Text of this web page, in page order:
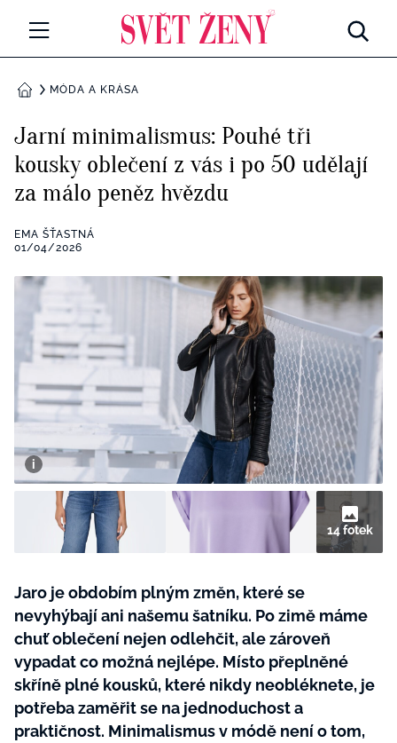
Všechny kategorie
Rozhovory
RETROHUBKY
Všechny kategorie
Seberozvoj
Všechny kategorie
Životní styl
ZÁBAVA
Všechny kategorie
BYDLENÍ
Všechny kategorie
Tvoření
Rady a tipy
BurdaMedia
Extra
SVĚT ŽENY - 599 KČ
ROČNÍ PŘEDPLATNÉ SVĚT ŽENY +
SADA PRODUKTŮ MANA (10 ks)
DOMŮMÓDA A KRÁSA
Jarní minimalismus: Pouhé tři
kousky oblečení z vás i po 50 udělají
za málo peněz hvězdu
EMA ŠŤASTNÁ
01/04/2026
14 fotek
Jaro je obdobím plným změn, které se
nevyhýbají ani našemu šatníku. Po zimě máme
chuť oblečení nejen odlehčit, ale zároveň
vypadat co možná nejlépe. Místo přeplněné
skříně plné kousků, které nikdy neobléknete, je
potřeba zaměřit se na jednoduchost a
praktičnost. Minimalismus v módě není o tom,